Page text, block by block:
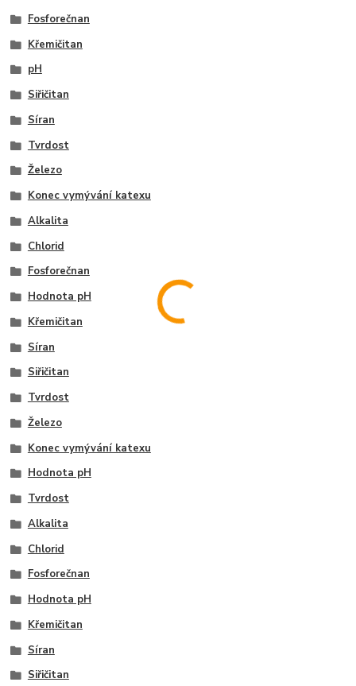
Fosforečnan
Křemičitan
pH
Siřičitan
Síran
Tvrdost
Železo
Konec vymývání katexu
Alkalita
Chlorid
Fosforečnan
Hodnota pH
Křemičitan
Síran
Siřičitan
Tvrdost
Železo
Konec vymývání katexu
Hodnota pH
Tvrdost
Alkalita
Chlorid
Fosforečnan
Hodnota pH
Křemičitan
Síran
Siřičitan